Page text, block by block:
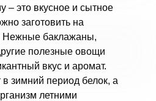
– это вкусное и сытное
заготовить на
Нежные баклажаны,
полезные овощи
вкус и аромат.
зимний период белок, а
летними